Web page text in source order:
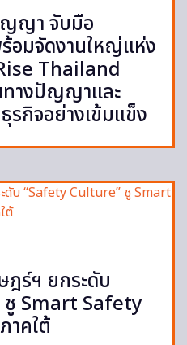
ญา จับมือ
อมจัดงานใหญ่แห่ง
Thailand
างปัญญาและ
รกิจอย่างเข้มแข็ง
ร์ฯ ยกระดับ
Smart Safety
าคใต้